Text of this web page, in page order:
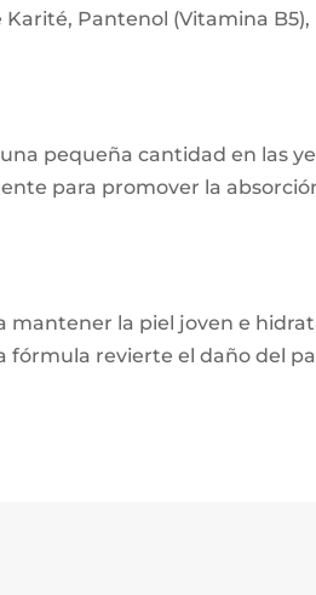
Pantenol (Vitamina
pequeña cantidad en las
para promover la
la piel joven e
fórmula revierte el daño del